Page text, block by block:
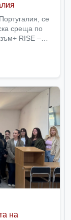
се
среща по
RISE –
на